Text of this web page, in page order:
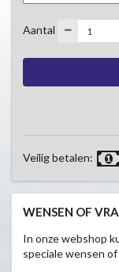
Aantal
Veilig betalen:
WENSEN OF
In onze webshop
speciale wensen